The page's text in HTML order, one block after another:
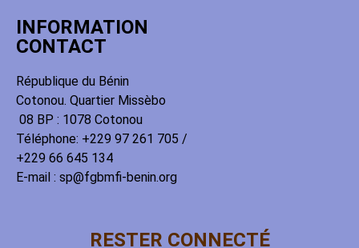
INFORMATION
CONTACT
République du Bénin
Cotonou. Quartier Missèbo
08 BP : 1078 Cotonou
Téléphone: +229 97 261 705 /
+229 66 645 134
E-mail : sp@fgbmfi-benin.org
RESTER CONNECTÉ